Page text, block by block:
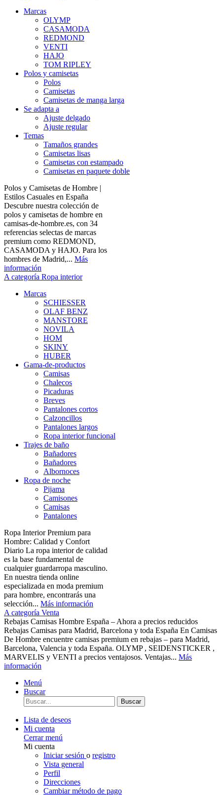
Marcas
OLYMP
CASAMODA
REDMOND
VENTI
HAJO
TOM RIPLEY
Polos y camisetas
Polos
Camisetas
Camisetas de manga larga
Se adapta a
Ajuste delgado
Ajuste regular
Temas
Tamaños grandes
Camisetas lisas
Camisetas con estampado
Camisetas en paquete doble
Polos y Camisetas de Hombre |
Estilos Casuales en España
Descubre nuestra colección de
polos y camisetas de hombre en
camisas-de-hombre.es, con 34
referencias selectas de marcas
premium como REDMOND,
CASAMODA y HAJO. Para los
hombres de Madrid,... Más
información
A categoría Ropa interior
Marcas
SCHIESSER
OLAF BENZ
MANSTORE
NOVILA
HOM
SKINY
HUBER
Gama-de-productos
Camisas
Chalecos
Picaduras
Breves
Pantalones cortos
Calzoncillos
Pantalones largos
Ropa interior funcional
Trajes de baño
Bañadores
Bañadores
Albornoces
Ropa de noche
Pijama
Camisones
Camisas
Pantalones
Ropa Interior Premium para
Hombre: Calidad y Confort
Diario La ropa interior de calidad
es la base fundamental de
cualquier guardarropa masculino.
En nuestra tienda online
especializada en moda premium
para hombre, encontrarás una
selección... Más información
A categoría Venta
Rebajas Camisas Hombre España – Ahora a precios reducidos
Rebajas Camisas para Madrid, Barcelona y toda España En Camisas
De Hombre encuentre camisas premium en rebajas – para Madrid,
Barcelona, Valencia y toda España. OLYMP , SEIDENSTICKER ,
MARVELIS y VENTI a precios ventajosos. Ventajas... Más
información
Menú
Buscar
Buscar
Lista de deseos
Mi cuenta
Cerrar menú
Mi cuenta
Iniciar sesión o registro
Vista general
Perfil
Direcciones
Cambiar método de pago